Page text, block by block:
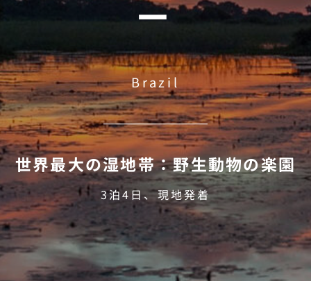
ー
Brazil
世界最大の湿地帯：野生動物の楽園
3泊4日、現地発着